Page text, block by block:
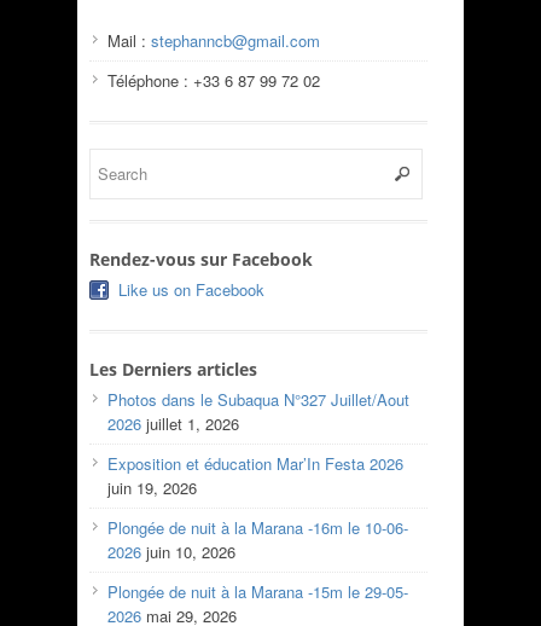
Mail : stephanncb@gmail.com
Téléphone : +33 6 87 99 72 02
Rendez-vous sur Facebook
Like us on Facebook
Les Derniers articles
Photos dans le Subaqua N°327 Juillet/Aout
2026 juillet 1, 2026
Exposition et éducation Mar’In Festa 2026
juin 19, 2026
Plongée de nuit à la Marana -16m le 10-06-
2026 juin 10, 2026
Plongée de nuit à la Marana -15m le 29-05-
2026 mai 29, 2026